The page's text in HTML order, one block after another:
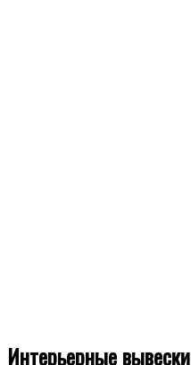
Интерьерные вывески